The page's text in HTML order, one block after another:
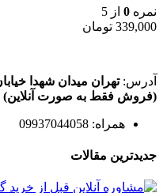
نمره 0 از 5
339,000 تومان
آدرس:تهران میدان شهدا خیابان 17 شهریور آنلاین شاپ کافه
(فروش فقط به صورت آنلاین)
همراه: 09937044058
جدیدترین مقالات